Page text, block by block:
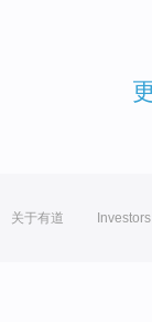
关于有道 Investors